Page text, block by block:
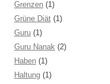
Grenzen (1)
Grüne Diät (1)
Guru (1)
Guru Nanak (2)
Haben (1)
Haltung (1)